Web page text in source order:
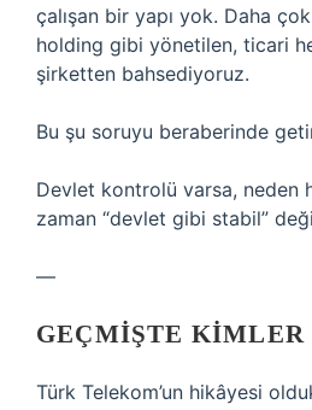
çalışan bir yapı yok. Daha
holding gibi yönetilen, ticari
şirketten bahsediyoruz.
Bu şu soruyu beraberinde
Devlet kontrolü varsa, neden
zaman “devlet gibi stabil”
—
GEÇMIŞTE KIMLER
Türk Telekom’un hikâyesi